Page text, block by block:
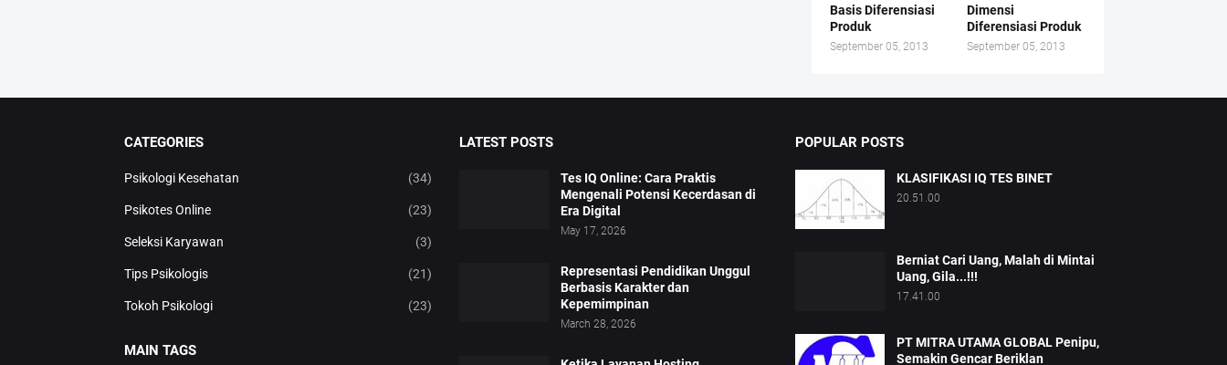
Basis Diferensiasi
Produk
September 05, 2013
Dimensi
Diferensiasi Produk
September 05, 2013
CATEGORIES
Psikologi Kesehatan (34)
Psikotes Online (23)
Seleksi Karyawan (3)
Tips Psikologis (21)
Tokoh Psikologi (23)
MAIN TAGS
LATEST POSTS
Tes IQ Online: Cara Praktis
Mengenali Potensi Kecerdasan di
Era Digital
May 17, 2026
Representasi Pendidikan Unggul
Berbasis Karakter dan
Kepemimpinan
March 28, 2026
POPULAR POSTS
KLASIFIKASI IQ TES BINET
20.51.00
Berniat Cari Uang, Malah di Mintai
Uang, Gila...!!!
17.41.00
PT MITRA UTAMA GLOBAL Penipu,
Semakin Gencar Beriklan